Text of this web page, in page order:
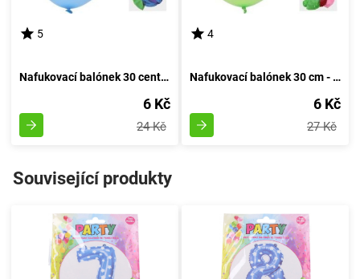
5
Nafukovací balónek 30 centimetrů - sada 5 kusů, s číslem 20
6 Kč
24 Kč
4
Nafukovací balónek 30 cm - sada 5 kusů, s číslem 10
6 Kč
27 Kč
Související produkty